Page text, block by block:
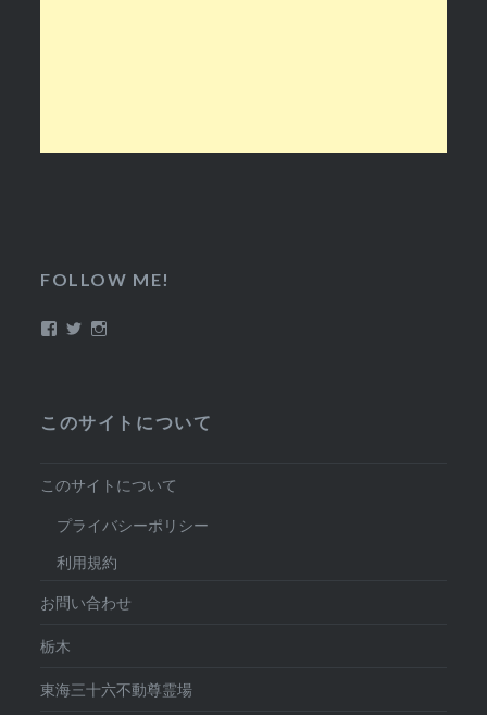
FOLLOW ME!
Facebook
Twitter
このサイトについて
このサイトについて
プライバシーポリシー
利用規約
お問い合わせ
栃木
東海三十六不動尊霊場